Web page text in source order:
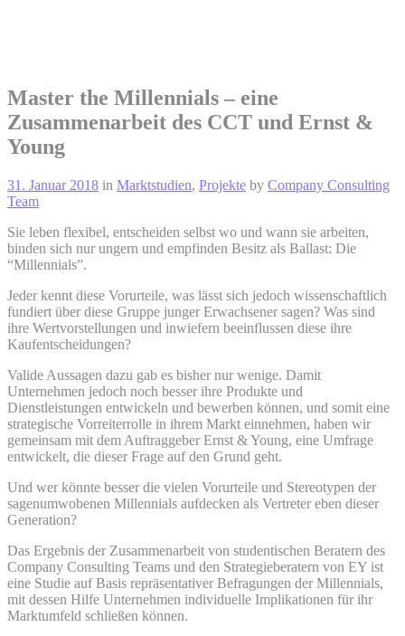
Master the Millennials – eine
Zusammenarbeit des CCT und Ernst &
Young
31. Januar 2018 in Marktstudien, Projekte by Company Consulting
Team
Sie leben flexibel, entscheiden selbst wo und wann sie arbeiten,
binden sich nur ungern und empfinden Besitz als Ballast: Die
“Millennials”.
Jeder kennt diese Vorurteile, was lässt sich jedoch wissenschaftlich
fundiert über diese Gruppe junger Erwachsener sagen? Was sind
ihre Wertvorstellungen und inwiefern beeinflussen diese ihre
Kaufentscheidungen?
Valide Aussagen dazu gab es bisher nur wenige. Damit
Unternehmen jedoch noch besser ihre Produkte und
Dienstleistungen entwickeln und bewerben können, und somit eine
strategische Vorreiterrolle in ihrem Markt einnehmen, haben wir
gemeinsam mit dem Auftraggeber Ernst & Young, eine Umfrage
entwickelt, die dieser Frage auf den Grund geht.
Und wer könnte besser die vielen Vorurteile und Stereotypen der
sagenumwobenen Millennials aufdecken als Vertreter eben dieser
Generation?
Das Ergebnis der Zusammenarbeit von studentischen Beratern des
Company Consulting Teams und den Strategieberatern von EY ist
eine Studie auf Basis repräsentativer Befragungen der Millennials,
mit dessen Hilfe Unternehmen individuelle Implikationen für ihr
Marktumfeld schließen können.